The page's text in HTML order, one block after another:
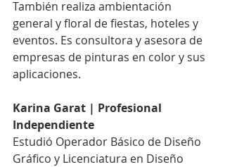
También realiza ambientación
general y floral de fiestas, hoteles y
eventos. Es consultora y asesora de
empresas de pinturas en color y sus
aplicaciones.
Karina Garat | Profesional
Independiente
Estudió Operador Básico de Diseño
Gráfico y Licenciatura en Diseño